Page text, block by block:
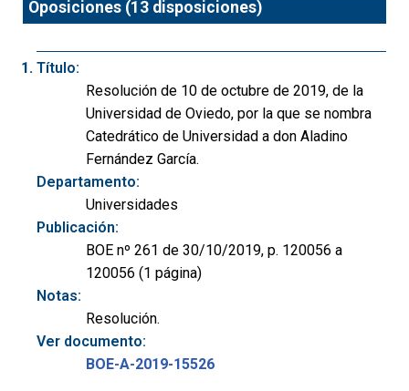
Oposiciones (13 disposiciones)
Título:
Resolución de 10 de octubre de 2019, de la
Universidad de Oviedo, por la que se nombra
Catedrático de Universidad a don Aladino
Fernández García.
Departamento:
Universidades
Publicación:
BOE nº 261 de 30/10/2019, p. 120056 a
120056 (1 página)
Notas:
Resolución.
Ver documento:
BOE-A-2019-15526